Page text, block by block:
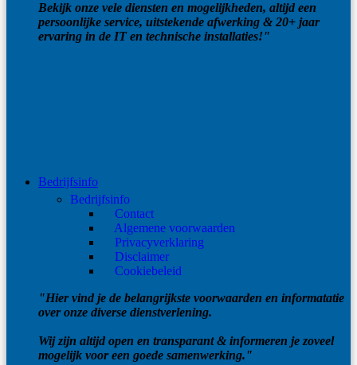
Bekijk onze vele diensten en mogelijkheden, altijd een
persoonlijke service, uitstekende afwerking & 20+ jaar
ervaring in de IT en technische installaties!"
Bedrijfsinfo
Bedrijfsinfo
Contact
Algemene voorwaarden
Privacyverklaring
Disclaimer
Cookiebeleid
"Hier vind je de belangrijkste voorwaarden en informatatie
over onze diverse dienstverlening.
Wij zijn altijd open en transparant & informeren je zoveel
mogelijk voor een goede samenwerking."